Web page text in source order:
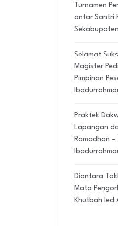
Turnamen
antar Santri
Selamat
Magister
Pimpinan
Praktek
Lapangan
Ramadhan –
Diantara
Mata
Khutbah Ied